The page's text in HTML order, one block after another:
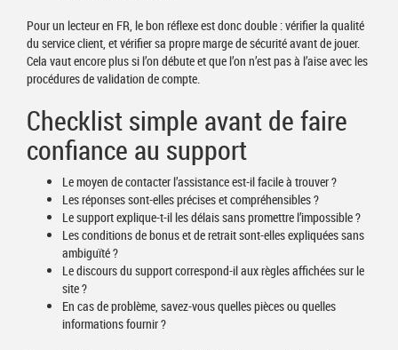
Pour un lecteur en FR, le bon réflexe est donc double : vérifier la qualité
du service client, et vérifier sa propre marge de sécurité avant de jouer.
Cela vaut encore plus si l’on débute et que l’on n’est pas à l’aise avec les
procédures de validation de compte.
Checklist simple avant de faire
confiance au support
Le moyen de contacter l’assistance est-il facile à trouver ?
Les réponses sont-elles précises et compréhensibles ?
Le support explique-t-il les délais sans promettre l’impossible ?
Les conditions de bonus et de retrait sont-elles expliquées sans
ambiguïté ?
Le discours du support correspond-il aux règles affichées sur le
site ?
En cas de problème, savez-vous quelles pièces ou quelles
informations fournir ?